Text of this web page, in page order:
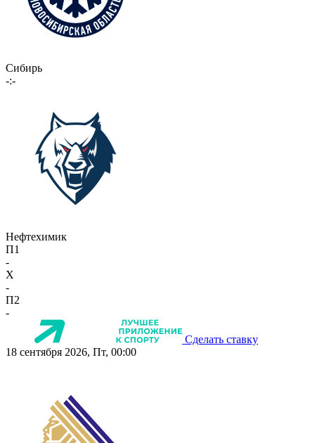
Сибирь
-:-
Нефтехимик
П1
-
X
-
П2
-
Сделать ставку
18 сентября 2026, Пт, 00:00